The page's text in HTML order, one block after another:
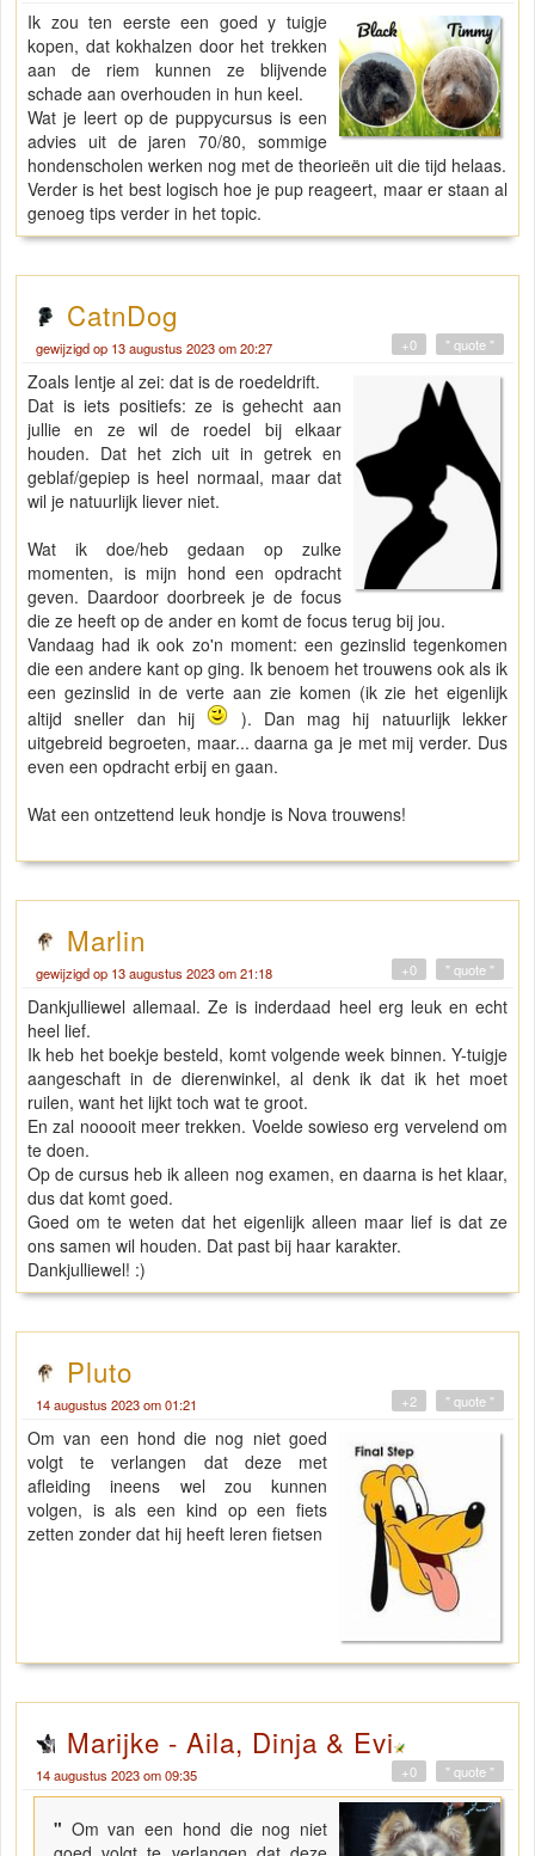
Ik zou ten eerste een goed y tuigje
kopen, dat kokhalzen door het trekken
aan de riem kunnen ze blijvende
schade aan overhouden in hun keel.
Wat je leert op de puppycursus is een
advies uit de jaren 70/80, sommige
hondenscholen werken nog met de theorieën uit die tijd helaas.
Verder is het best logisch hoe je pup reageert, maar er staan al
genoeg tips verder in het topic.
CatnDog
gewijzigd op 13 augustus 2023 om 20:27 " quote "
+0
Zoals Ientje al zei: dat is de roedeldrift.
Dat is iets positiefs: ze is gehecht aan
jullie en ze wil de roedel bij elkaar
houden. Dat het zich uit in getrek en
geblaf/gepiep is heel normaal, maar dat
wil je natuurlijk liever niet.
Wat ik doe/heb gedaan op zulke
momenten, is mijn hond een opdracht
geven. Daardoor doorbreek je de focus
die ze heeft op de ander en komt de focus terug bij jou.
Vandaag had ik ook zo'n moment: een gezinslid tegenkomen
die een andere kant op ging. Ik benoem het trouwens ook als ik
een gezinslid in de verte aan zie komen (ik zie het eigenlijk
altijd sneller dan hij
). Dan mag hij natuurlijk lekker
uitgebreid begroeten, maar... daarna ga je met mij verder. Dus
even een opdracht erbij en gaan.
Wat een ontzettend leuk hondje is Nova trouwens!
Marlin
gewijzigd op 13 augustus 2023 om 21:18 " quote "
+0
Dankjulliewel allemaal. Ze is inderdaad heel erg leuk en echt
heel lief.
Ik heb het boekje besteld, komt volgende week binnen. Y-tuigje
aangeschaft in de dierenwinkel, al denk ik dat ik het moet
ruilen, want het lijkt toch wat te groot.
En zal nooooit meer trekken. Voelde sowieso erg vervelend om
te doen.
Op de cursus heb ik alleen nog examen, en daarna is het klaar,
dus dat komt goed.
Goed om te weten dat het eigenlijk alleen maar lief is dat ze
ons samen wil houden. Dat past bij haar karakter.
Dankjulliewel! :)
Pluto
14 augustus 2023 om 01:21 " quote "
+2
Om van een hond die nog niet goed
volgt te verlangen dat deze met
afleiding ineens wel zou kunnen
volgen, is als een kind op een fiets
zetten zonder dat hij heeft leren fietsen
Marijke - Aila, Dinja & Evi
14 augustus 2023 om 09:35 " quote "
+0
" Om van een hond die nog niet